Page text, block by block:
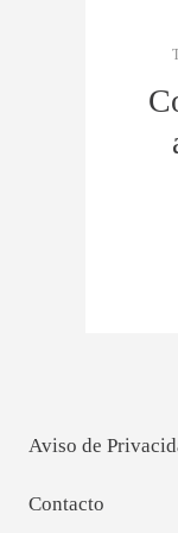
Aviso de
Contacto